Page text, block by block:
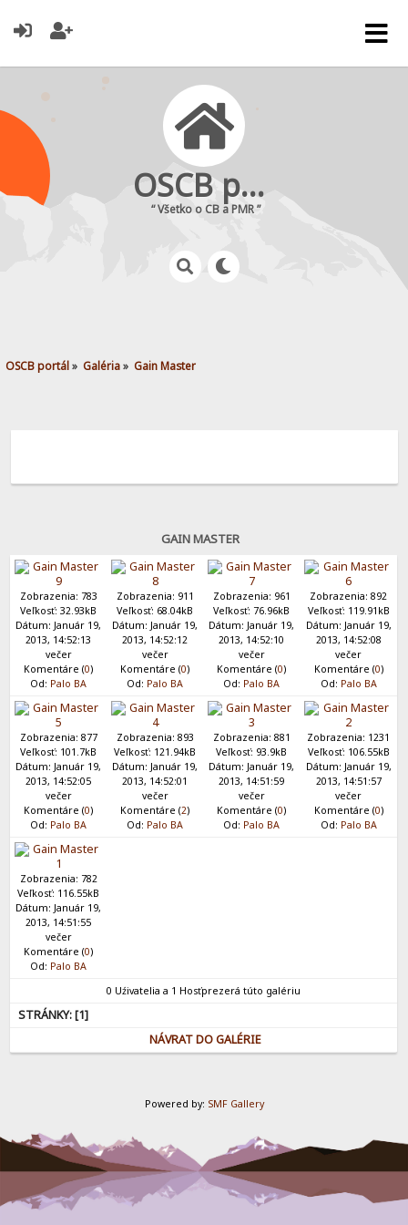
OSCB portál
“ Všetko o CB a PMR ”
OSCB portál» Galéria» Gain Master
GAIN MASTER
Zobrazenia: 783
Veľkosť: 32.93kB
Dátum: Január 19,
2013, 14:52:13
večer
Komentáre (0)
Od: Palo BA
Zobrazenia: 911
Veľkosť: 68.04kB
Dátum: Január 19,
2013, 14:52:12
večer
Komentáre (0)
Od: Palo BA
Zobrazenia: 961
Veľkosť: 76.96kB
Dátum: Január 19,
2013, 14:52:10
večer
Komentáre (0)
Od: Palo BA
Zobrazenia: 892
Veľkosť: 119.91kB
Dátum: Január 19,
2013, 14:52:08
večer
Komentáre (0)
Od: Palo BA
Zobrazenia: 877
Veľkosť: 101.7kB
Dátum: Január 19,
2013, 14:52:05
večer
Komentáre (0)
Od: Palo BA
Zobrazenia: 893
Veľkosť: 121.94kB
Dátum: Január 19,
2013, 14:52:01
večer
Komentáre (2)
Od: Palo BA
Zobrazenia: 881
Veľkosť: 93.9kB
Dátum: Január 19,
2013, 14:51:59
večer
Komentáre (0)
Od: Palo BA
Zobrazenia: 1231
Veľkosť: 106.55kB
Dátum: Január 19,
2013, 14:51:57
večer
Komentáre (0)
Od: Palo BA
Zobrazenia: 782
Veľkosť: 116.55kB
Dátum: Január 19,
2013, 14:51:55
večer
Komentáre (0)
Od: Palo BA
0 Uźivatelia a 1 Hosťprezerá túto galériu
STRÁNKY: [1]
NÁVRAT DO GALÉRIE
Powered by: SMF Gallery